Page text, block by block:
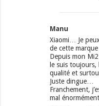
Manu
Xiaomi… Je
de cette
Depuis mon Mi2
le suis
qualité et
Juste dingue…
Franchement,
mal